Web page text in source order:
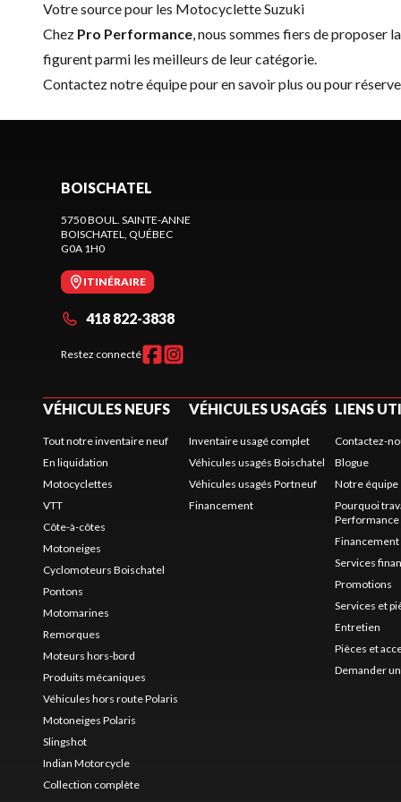
Votre source pour les Motocyclette Suzuki
Chez Pro Performance, nous sommes fiers de proposer
figurent parmi les meilleurs de leur catégorie.
Contactez notre équipepour en savoir plus ou pour
BOISCHATEL
5750 BOUL. SAINTE-ANNE
BOISCHATEL, QUÉBEC
G0A 1H0
ITINÉRAIRE
418 822-3838
Restez connecté
VÉHICULES NEUFS
Tout notre inventaire neuf
En liquidation
Motocyclettes
VTT
Côte-à-côtes
Motoneiges
Cyclomoteurs Boischatel
Pontons
Motomarines
Remorques
Moteurs hors-bord
Produits mécaniques
Véhicules hors route Polaris
Motoneiges Polaris
Slingshot
Indian Motorcycle
Collection complète
VÉHICULES USAGÉS
Inventaire usagé complet
Véhicules usagés Boischatel
Véhicules usagés Portneuf
Financement
LIENS
Contactez-
Blogue
Notre équipe
Pourquoi
Performance
Financement
Services
Promotions
Services et
Entretien
Pièces et
Demander